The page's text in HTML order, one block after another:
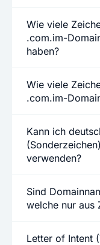
Wie viele
.com.im-
haben?
Wie viele
.com.im-
Kann ich
verwenden?
Sind
welche nur aus
Letter of Intent